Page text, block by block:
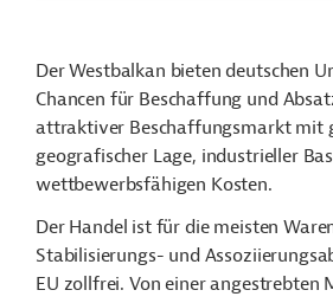
Der Westbalkan bieten deutschen
Chancen für Beschaffung und
attraktiver Beschaffungsmarkt mit
geografischer Lage, industrieller
wettbewerbsfähigen Kosten.
Der Handel ist für die meisten
Stabilisierungs- und
EU zollfrei. Von einer angestrebten